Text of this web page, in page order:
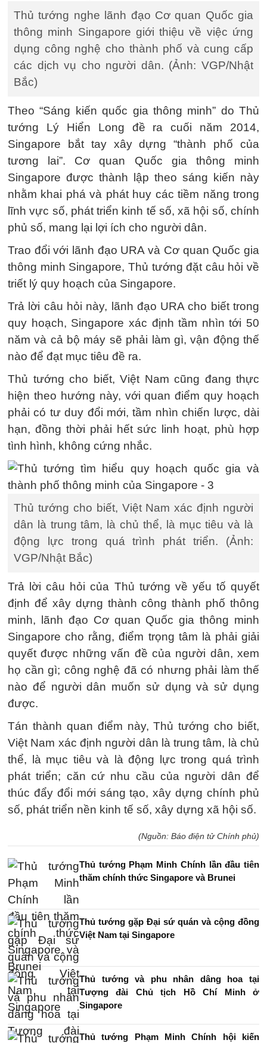
Thủ tướng nghe lãnh đạo Cơ quan Quốc gia
thông minh Singapore giới thiệu về việc ứng
dụng công nghệ cho thành phố và cung cấp
các dịch vụ cho người dân. (Ảnh: VGP/Nhật
Bắc)
Theo “Sáng kiến quốc gia thông minh” do Thủ
tướng Lý Hiển Long đề ra cuối năm 2014,
Singapore bắt tay xây dựng “thành phố của
tương lai”. Cơ quan Quốc gia thông minh
Singapore được thành lập theo sáng kiến này
nhằm khai phá và phát huy các tiềm năng trong
lĩnh vực số, phát triển kinh tế số, xã hội số, chính
phủ số, mang lại lợi ích cho người dân.
Trao đổi với lãnh đạo URA và Cơ quan Quốc gia
thông minh Singapore, Thủ tướng đặt câu hỏi về
triết lý quy hoạch của Singapore.
Trả lời câu hỏi này, lãnh đạo URA cho biết trong
quy hoạch, Singapore xác định tầm nhìn tới 50
năm và cả bộ máy sẽ phải làm gì, vận động thế
nào để đạt mục tiêu đề ra.
Thủ tướng cho biết, Việt Nam cũng đang thực
hiện theo hướng này, với quan điểm quy hoạch
phải có tư duy đổi mới, tầm nhìn chiến lược, dài
hạn, đồng thời phải hết sức linh hoạt, phù hợp
tình hình, không cứng nhắc.
Thủ tướng cho biết, Việt Nam xác định người
dân là trung tâm, là chủ thể, là mục tiêu và là
động lực trong quá trình phát triển. (Ảnh:
VGP/Nhật Bắc)
Trả lời câu hỏi của Thủ tướng về yếu tố quyết
định để xây dựng thành công thành phố thông
minh, lãnh đạo Cơ quan Quốc gia thông minh
Singapore cho rằng, điểm trọng tâm là phải giải
quyết được những vấn đề của người dân, xem
họ cần gì; công nghệ đã có nhưng phải làm thế
nào để người dân muốn sử dụng và sử dụng
được.
Tán thành quan điểm này, Thủ tướng cho biết,
Việt Nam xác định người dân là trung tâm, là chủ
thể, là mục tiêu và là động lực trong quá trình
phát triển; căn cứ nhu cầu của người dân để
thúc đẩy đổi mới sáng tạo, xây dựng chính phủ
số, phát triển nền kinh tế số, xây dựng xã hội số.
(Nguồn: Báo điện tử Chính phủ)
Thủ tướng Phạm Minh Chính lần đầu tiên
thăm chính thức Singapore và Brunei
Thủ tướng gặp Đại sứ quán và cộng đồng
Việt Nam tại Singapore
Thủ tướng và phu nhân dâng hoa tại
Tượng đài Chủ tịch Hồ Chí Minh ở
Singapore
Thủ tướng Phạm Minh Chính hội kiến